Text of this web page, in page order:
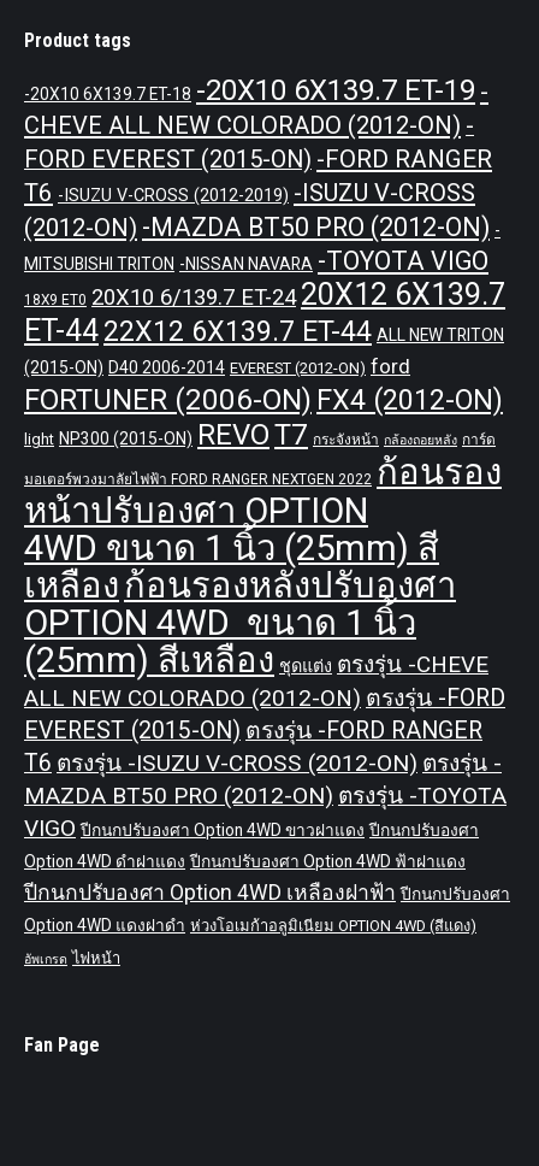
Product tags
-20X10 6X139.7 ET-18 -20X10 6X139.7 ET-19 -
CHEVE ALL NEW COLORADO (2012-ON) -
FORD EVEREST (2015-ON) -FORD RANGER
T6 -ISUZU V-CROSS (2012-2019) -ISUZU V-CROSS
(2012-ON) -MAZDA BT50 PRO (2012-ON) -
MITSUBISHI TRITON -NISSAN NAVARA -TOYOTA VIGO
18X9 ET0 20X10 6/139.7 ET-24 20X12 6X139.7
ET-4422X12 6X139.7 ET-44 ALL NEW TRITON
(2015-ON) D40 2006-2014 EVEREST (2012-ON) ford
FORTUNER (2006-ON) FX4 (2012-ON)
light NP300 (2015-ON) REVOT7 กระจังหน้า กล้องถอยหลัง การ์ด
มอเตอร์พวงมาลัยไฟฟ้า FORD RANGER NEXTGEN 2022 ก้อนรอง
หน้าปรับองศา OPTION
4WD ขนาด 1 นิ้ว (25mm) สี
เหลือง ก้อนรองหลังปรับองศา
OPTION 4WD ขนาด 1 นิ้ว
(25mm) สีเหลือง ชุดแต่ง ตรงรุ่น -CHEVE
ALL NEW COLORADO (2012-ON) ตรงรุ่น -FORD
EVEREST (2015-ON) ตรงรุ่น -FORD RANGER
T6 ตรงรุ่น -ISUZU V-CROSS (2012-ON) ตรงรุ่น -
MAZDA BT50 PRO (2012-ON) ตรงรุ่น -TOYOTA
VIGO ปีกนกปรับองศา Option 4WD ขาวฝาแดง ปีกนกปรับองศา
Option 4WD ดำฝาแดง ปีกนกปรับองศา Option 4WD ฟ้าฝาแดง
ปีกนกปรับองศา Option 4WD เหลืองฝาฟ้า ปีกนกปรับองศา
Option 4WD แดงฝาดำ ห่วงโอเมก้าอลูมิเนียม OPTION 4WD (สีแดง)
อัพเกรด ไฟหน้า
Fan Page